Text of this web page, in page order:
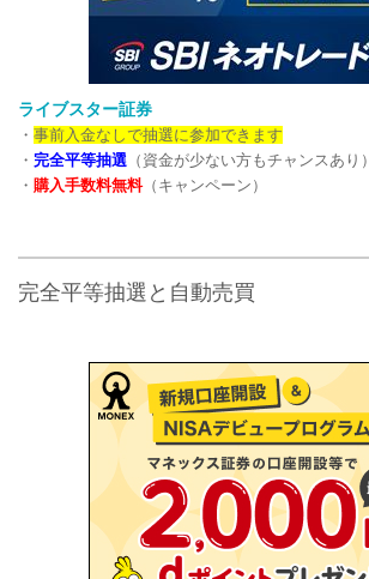
ライブスター証券
・ 事前入金なしで抽選に参加できます
・ 完全平等抽選 （資金が少ない方もチャンスあり）
・ 購入手数料無料（キャンペーン）
完全平等抽選と自動売買